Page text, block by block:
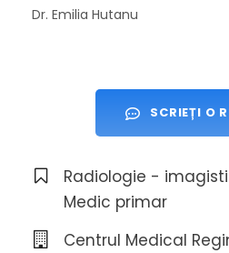
Dr. Emilia Hutanu
SCRIEȚI O
Radiologie -
Medic primar
Centrul Medical